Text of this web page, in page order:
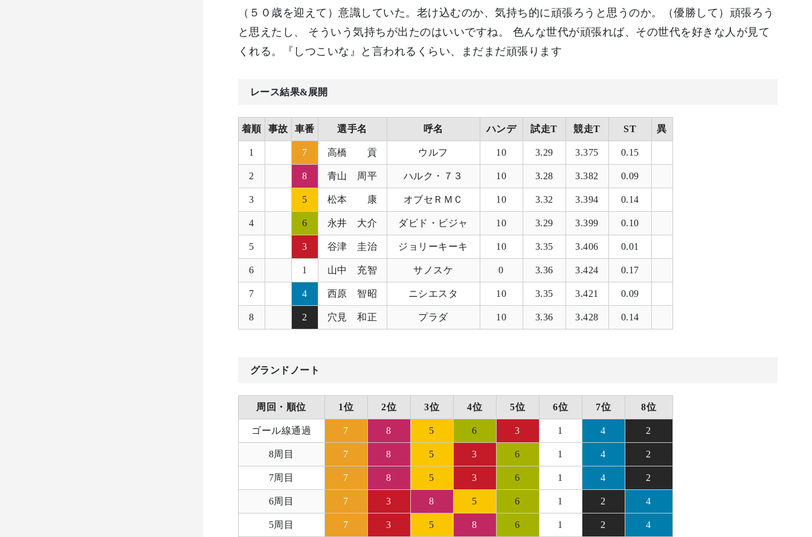
（５０歳を迎えて）意識していた。老け込むのか、気持ち的に頑張ろうと思うのか。（優勝して）頑張ろう
と思えたし、 そういう気持ちが出たのはいいですね。 色んな世代が頑張れば、その世代を好きな人が見て
くれる。『しつこいな』と言われるくらい、まだまだ頑張ります
レース結果&展開
着順 事故 車番 選手名 呼名 ハンデ 試走T 競走T ST 異
1 7 高橋 貢 ウルフ 10 3.29 3.375 0.15
2 8 青山 周平 ハルク・７３ 10 3.28 3.382 0.09
3 5 松本 康 オブセＲＭＣ 10 3.32 3.394 0.14
4 6 永井 大介 ダビド・ビジャ 10 3.29 3.399 0.10
5 3 谷津 圭治 ジョリーキーキ 10 3.35 3.406 0.01
6 1 山中 充智 サノスケ 0 3.36 3.424 0.17
7 4 西原 智昭 ニシエスタ 10 3.35 3.421 0.09
8 2 穴見 和正 プラダ 10 3.36 3.428 0.14
グランドノート
周回・順位 1位 2位 3位 4位 5位 6位 7位 8位
ゴール線通過 7 8 5 6 3 1 4 2
8周目 7 8 5 3 6 1 4 2
7周目 7 8 5 3 6 1 4 2
6周目 7 3 8 5 6 1 2 4
5周目 7 3 5 8 6 1 2 4